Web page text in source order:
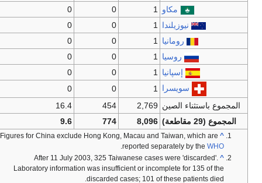
مكاو
1
0
0
نيوزيلندا
1
0
0
رومانيا
1
0
0
روسيا
1
0
0
إسپانيا
1
0
0
سويسرا
1
0
0
المجموع باستثناء الصين
2,769
454
16.4
المجموع (29 مقاطعة)
8,096
774
9.6
^
Figures for China exclude Hong Kong, Macau and Taiwan, which are
reported separately by theWHO
.
^
After 11 July 2003, 325 Taiwanese cases were 'discarded'.
Laboratory information was insufficient or incomplete for 135 of the
discarded cases; 101 of these patients died.